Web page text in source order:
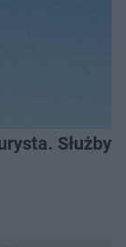
Służby